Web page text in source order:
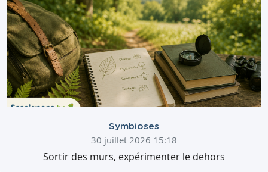
Symbioses
30 juillet 2026 15:18
Sortir des murs, expérimenter le dehors